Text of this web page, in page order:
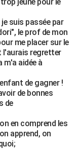
suis passée par
le prof de mon
me placer sur le
l'aurais regretter
m'a aidée à
de gagner !
de bonnes
de
en comprend les
apprend, on